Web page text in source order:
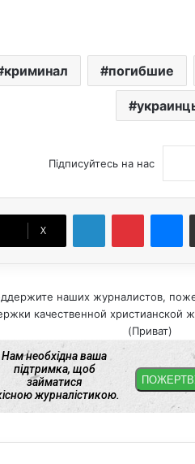
криминал погибшие
Підписуйтесь на нас
X
наших журналистов,
качественной христианской
(Приват)